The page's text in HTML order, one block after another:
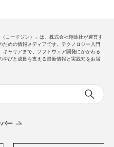
（コードジン）」は、株式会社翔泳社が運営す
ための情報メディアです。テクノロジー入門
キャリアまで、ソフトウェア開発にかかわる
学びと成長を支える最新情報と実践知をお届
ー